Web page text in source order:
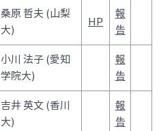
桑原 哲夫 (山梨
大)
HP
報
告
小川 法子 (愛知
学院大)
報
告
吉井 英文 (香川
大)
報
告